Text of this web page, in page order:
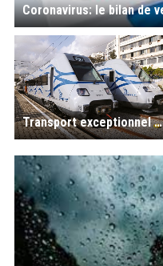
Transport exceptionnel dans la zone d'El Hamma : Des changements sur le programme de circulation des trains vendredi à Alger